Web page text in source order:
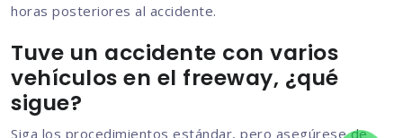
horas posteriores al accidente.
Tuve un accidente con varios
vehículos en el freeway, ¿qué
sigue?
Siga los procedimientos estándar, pero asegúrese de